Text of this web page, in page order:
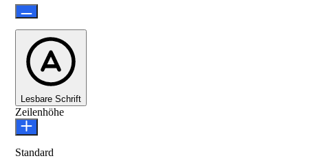
Lesbare Schrift
Zeilenhöhe
Standard